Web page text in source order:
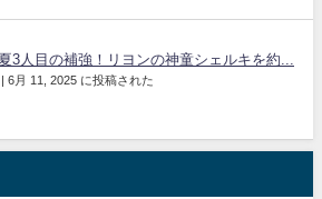
3人目の補強！リヨンの神童シェルキを約...
| 6月 11, 2025 に投稿された